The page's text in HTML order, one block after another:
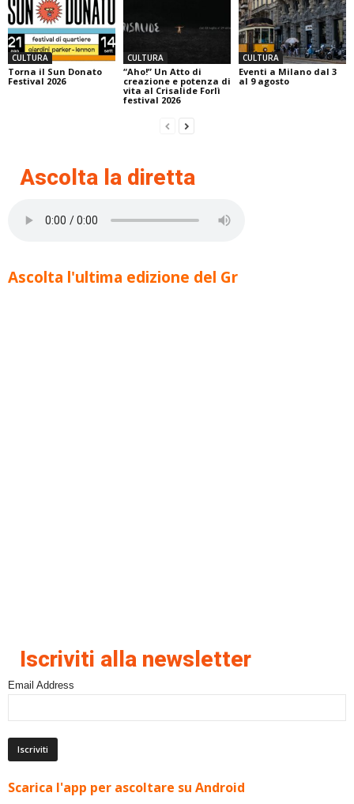
CULTURA
Torna il Sun Donato
Festival 2026
CULTURA
“Aho!” Un Atto di
creazione e potenza di
vita al Crisalide Forlì
festival 2026
CULTURA
Eventi a Milano dal 3
al 9 agosto
Ascolta la diretta
Ascolta l'ultima edizione del Gr
Iscriviti alla newsletter
Email Address
Scarica l'app per ascoltare su Android